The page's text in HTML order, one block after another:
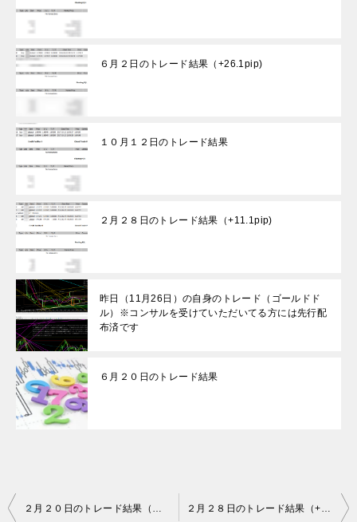
６月２日のトレード結果（+26.1pip)
１０月１２日のトレード結果
２月２８日のトレード結果（+11.1pip)
昨日（11月26日）の自身のトレード（ゴールドド
ル）※コンサルを受けていただいてる方には先行配
布済です
６月２０日のトレード結果
投
２月２０日のトレード結果（０pip) ２月２８日のトレード結果（+11.1pip)